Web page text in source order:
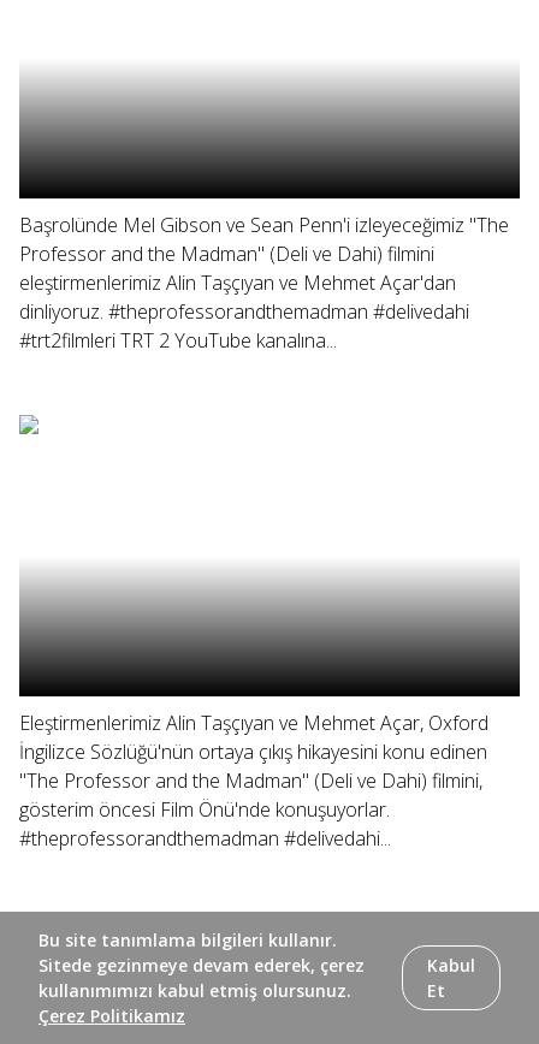
Başrolünde Mel Gibson ve Sean Penn'i izleyeceğimiz "The
Professor and the Madman" (Deli ve Dahi) filmini
eleştirmenlerimiz Alin Taşçıyan ve Mehmet Açar'dan
dinliyoruz. #theprofessorandthemadman #delivedahi
#trt2filmleri TRT 2 YouTube kanalına...
Eleştirmenlerimiz Alin Taşçıyan ve Mehmet Açar, Oxford
İngilizce Sözlüğü'nün ortaya çıkış hikayesini konu edinen
"The Professor and the Madman" (Deli ve Dahi) filmini,
gösterim öncesi Film Önü'nde konuşuyorlar.
#theprofessorandthemadman #delivedahi...
Bu site tanımlama bilgileri kullanır.
Sitede gezinmeye devam ederek, çerez
kullanımımızı kabul etmiş olursunuz.
Çerez Politikamız
Kabul
Et